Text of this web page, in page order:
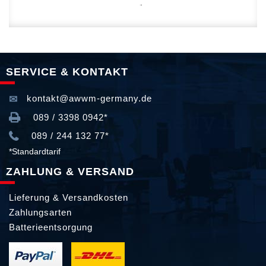
SERVICE & KONTAKT
kontakt@awwm-germany.de
089 / 3398 0942*
089 / 244 132 77*
*Standardtarif
ZAHLUNG & VERSAND
Lieferung & Versandkosten
Zahlungsarten
Batterieentsorgung